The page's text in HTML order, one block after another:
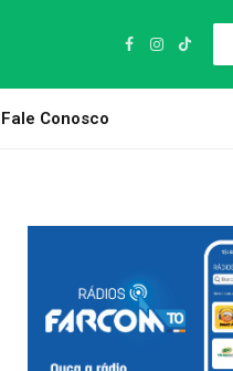
Facebook
Instagram
TikTok
Fale Conosco